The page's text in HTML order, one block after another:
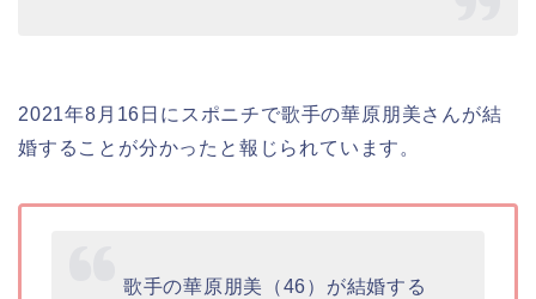
2021年8月16日にスポニチで歌手の華原朋美さんが結
婚することが分かったと報じられています。
歌手の華原朋美（46）が結婚する